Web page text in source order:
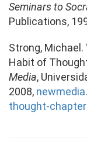
Seminars to
Publications,
Strong,
Habit of
Media,
2008,
thought-